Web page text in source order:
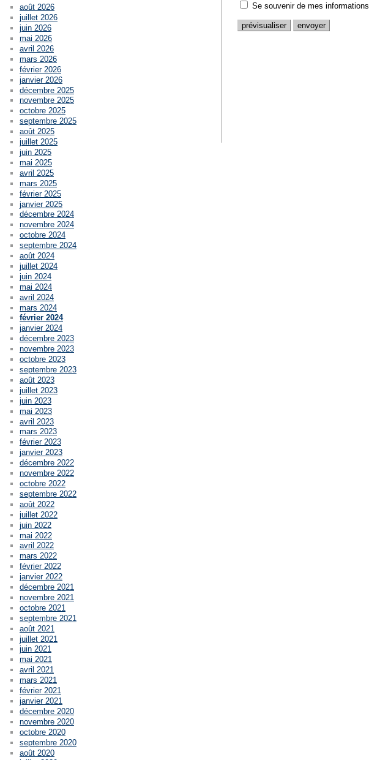
Se souvenir de mes informations
août 2026
juillet 2026
juin 2026
mai 2026
avril 2026
mars 2026
février 2026
janvier 2026
décembre 2025
novembre 2025
octobre 2025
septembre 2025
août 2025
juillet 2025
juin 2025
mai 2025
avril 2025
mars 2025
février 2025
janvier 2025
décembre 2024
novembre 2024
octobre 2024
septembre 2024
août 2024
juillet 2024
juin 2024
mai 2024
avril 2024
mars 2024
février 2024
janvier 2024
décembre 2023
novembre 2023
octobre 2023
septembre 2023
août 2023
juillet 2023
juin 2023
mai 2023
avril 2023
mars 2023
février 2023
janvier 2023
décembre 2022
novembre 2022
octobre 2022
septembre 2022
août 2022
juillet 2022
juin 2022
mai 2022
avril 2022
mars 2022
février 2022
janvier 2022
décembre 2021
novembre 2021
octobre 2021
septembre 2021
août 2021
juillet 2021
juin 2021
mai 2021
avril 2021
mars 2021
février 2021
janvier 2021
décembre 2020
novembre 2020
octobre 2020
septembre 2020
août 2020